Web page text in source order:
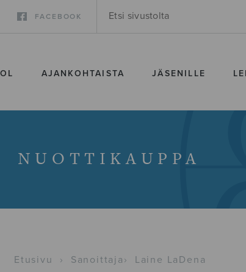
FACEBOOK
AJANKOHTAISTA JÄSENILLE
NUOTTIKAUPPA
Etusivu › Sanoittaja › Laine LaDena